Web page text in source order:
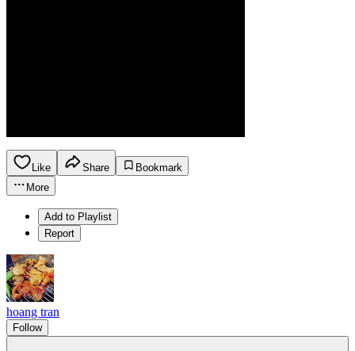
Like Share
Bookmark
More
Add to Playlist
Report
hoang tran
Follow